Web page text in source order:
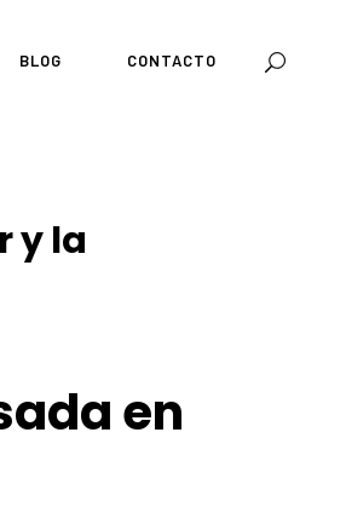
BLOG CONTACTO
y la
en